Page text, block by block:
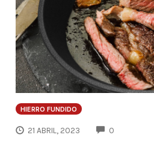
HIERRO FUNDIDO
21 ABRIL, 2023 0